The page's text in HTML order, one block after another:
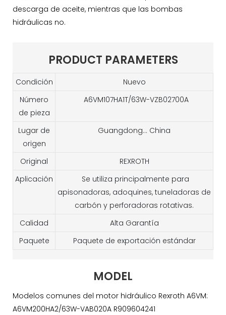
descarga de aceite, mientras que las bombas
hidráulicas no.
PRODUCT PARAMETERS
Condición
Nuevo
Número
de pieza
A6VM107HA1T/63W-VZB02700A
Lugar de
origen
Guangdong... China
Original
REXROTH
Aplicación
Se utiliza principalmente para
apisonadoras, adoquines, tuneladoras de
carbón y perforadoras rotativas.
Calidad
Alta Garantía
Paquete
Paquete de exportación estándar
MODEL
Modelos comunes del motor hidráulico Rexroth A6VM:
A6VM200HA2/63W-VAB020A R909604241